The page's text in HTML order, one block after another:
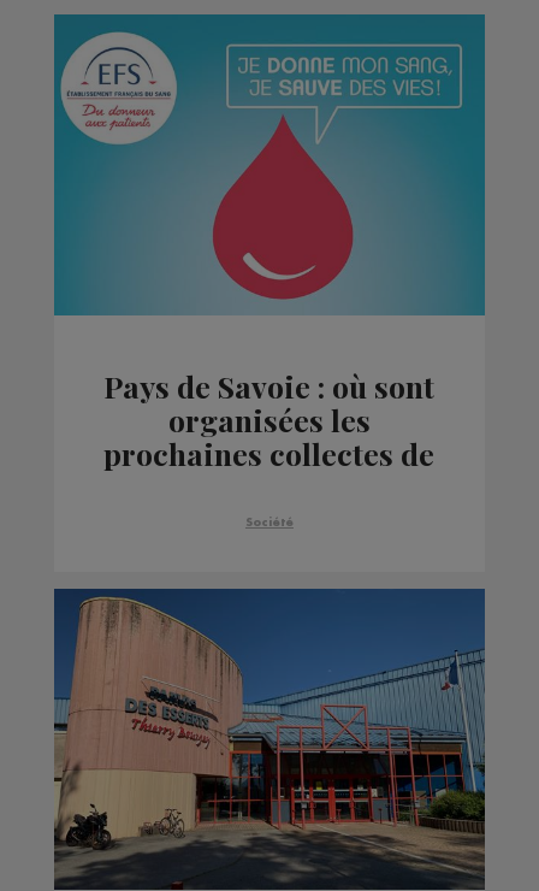
Pays de Savoie : où sont
organisées les
prochaines collectes de
Société